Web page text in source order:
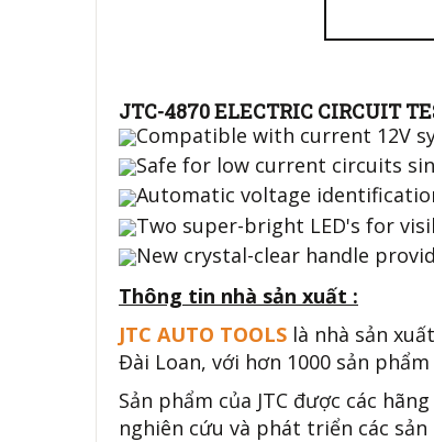
JTC-4870 ELECTRIC CIRCUIT
Compatible with current 12V
Safe for low current circuits
Automatic voltage
Two super-bright LED's for
New crystal-clear handle
Thông tin nhà sản xuất :
JTC AUTO TOOLS là nhà sản xuất
Đài Loan, với hơn 1000 sản
Sản phẩm của JTC được các
nghiên cứu và phát triển các